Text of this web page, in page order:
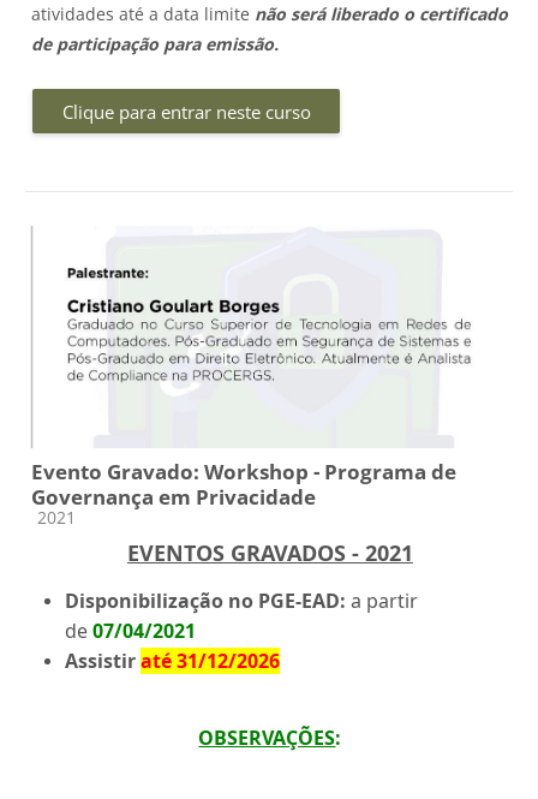
atividades até a data limite não será liberado o certificado
de participação para emissão.
Clique para entrar neste curso
Evento Gravado: Workshop - Programa de
Governança em Privacidade
Categoria do curso
2021
EVENTOS GRAVADOS - 2021
Disponibilização no PGE-EAD: a partir
de07/04/2021
Assistiraté 31/12/2026
OBSERVAÇÕES: